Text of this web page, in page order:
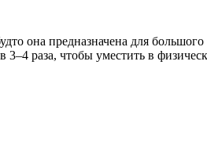
она предназначена для
раза, чтобы уместить в